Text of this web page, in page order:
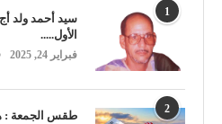
1
سيد أحمد ولد أج
الأول.....
فبراير 24, 2025
2 طقس الجمعة :